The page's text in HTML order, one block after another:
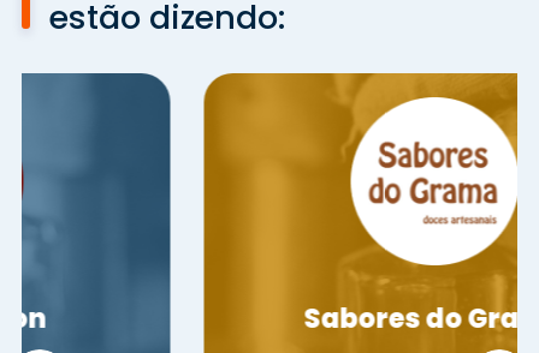
estão dizendo:
Sabores do Grama